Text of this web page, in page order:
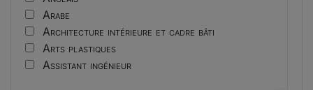
Arabe
Architecture intérieure et cadre bâti
Arts plastiques
Assistant ingénieur